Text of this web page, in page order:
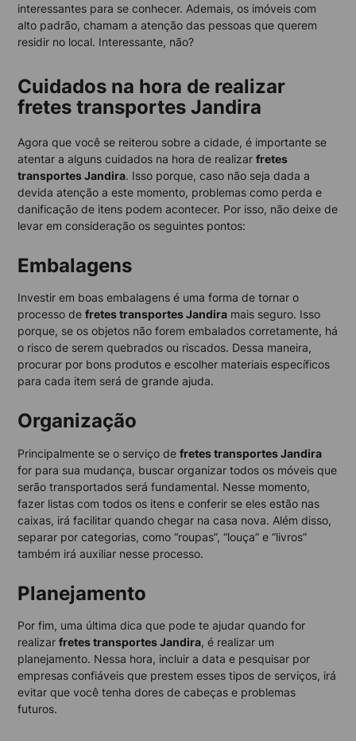
interessantes para se conhecer. Ademais, os imóveis com
alto padrão, chamam a atenção das pessoas que querem
residir no local. Interessante, não?
Cuidados na hora de realizar
fretes transportes Jandira
Agora que você se reiterou sobre a cidade, é importante se
atentar a alguns cuidados na hora de realizarfretes
transportes Jandira. Isso porque, caso não seja dada a
devida atenção a este momento, problemas como perda e
danificação de itens podem acontecer. Por isso, não deixe de
levar em consideração os seguintes pontos:
Embalagens
Investir em boas embalagens é uma forma de tornar o
processo defretes transportes Jandira mais seguro. Isso
porque, se os objetos não forem embalados corretamente, há
o risco de serem quebrados ou riscados. Dessa maneira,
procurar por bons produtos e escolher materiais específicos
para cada item será de grande ajuda.
Organização
Principalmente se o serviço defretes transportes Jandira
for para sua mudança, buscar organizar todos os móveis que
serão transportados será fundamental. Nesse momento,
fazer listas com todos os itens e conferir se eles estão nas
caixas, irá facilitar quando chegar na casa nova. Além disso,
separar por categorias, como “roupas”, “louça” e “livros”
também irá auxiliar nesse processo.
Planejamento
Por fim, uma última dica que pode te ajudar quando for
realizarfretes transportes Jandira, é realizar um
planejamento. Nessa hora, incluir a data e pesquisar por
empresas confiáveis que prestem esses tipos de serviços, irá
evitar que você tenha dores de cabeças e problemas
futuros.